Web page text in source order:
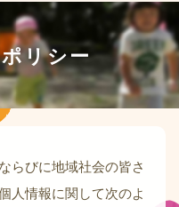
リシー
らびに地域社会の皆さ
人情報に関して次のよ